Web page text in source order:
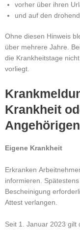
vorher über ihren
und auf den
Ohne diesen Hinweis
über mehrere Jahre.
die Krankheitstage
vorliegt.
Krankheit
Angehörigen
Eigene Krankheit
Erkranken
informieren.
Bescheinigung
Attest verlangen.
Seit 1. Januar 2023 gilt